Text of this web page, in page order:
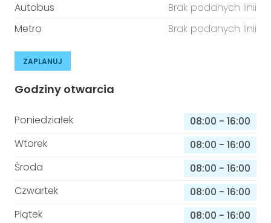
Autobus
Brak podanych linii
Metro
Brak podanych linii
ZAPLANUJ
Godziny otwarcia
Poniedziałek 08:00 - 16:00
Wtorek
08:00 - 16:00
Środa
08:00 - 16:00
Czwartek
08:00 - 16:00
Piątek
08:00 - 16:00